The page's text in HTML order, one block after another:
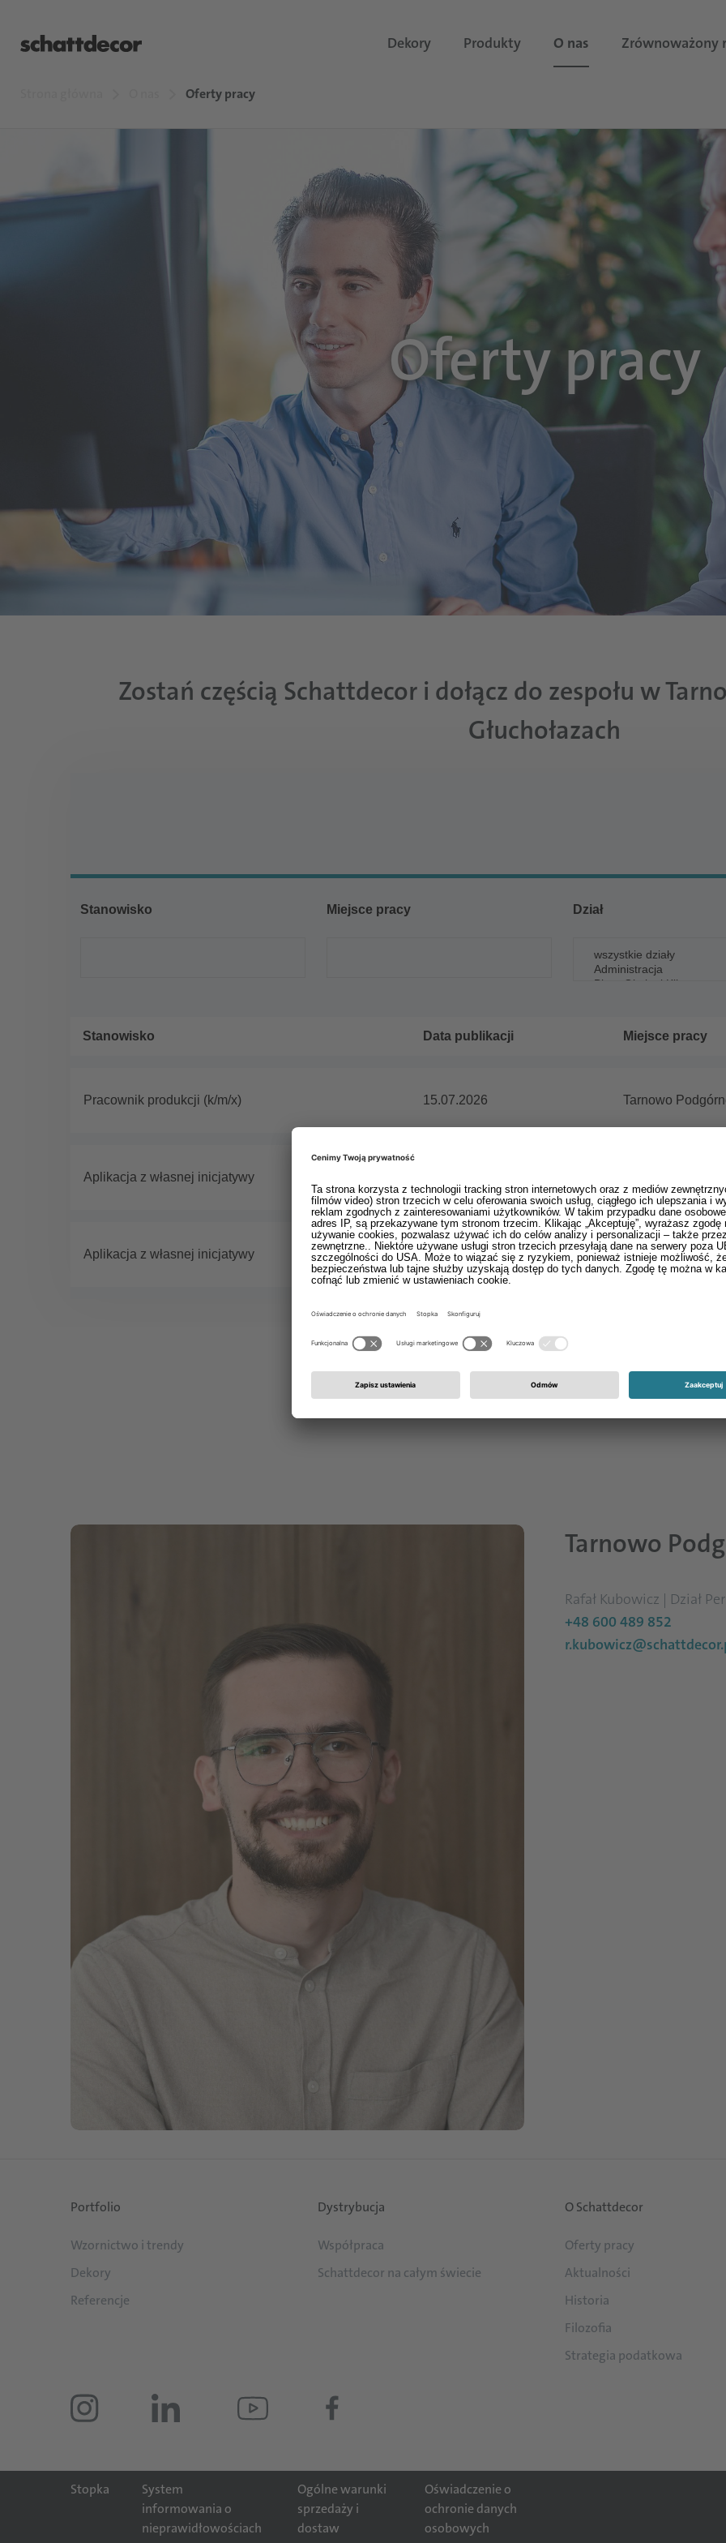
Dekory Produkty O nas Zrównoważony
Oferty pracy
Oferty pracy
Zostań częścią Schattdecor i dołącz do zespołu w
Głuchołazach
Stanowisko Miejsce pracy Dział
Stanowisko Data publikacji Miejsce pracy
Pracownik produkcji (k/m/x) 15.07.2026 Tarnowo
Aplikacja z własnej inicjatywy Tarnowo
Aplikacja z własnej inicjatywy 18.02.2026 Głuchołazy
Skontaktuj się z nami!
Tarnowo
Rafał Kubowicz | Dział
+48 600 489 852
Portfolio
Wzornictwo i trendy
Dekory
Referencje
Dystrybucja
Współpraca
Schattdecor na całym świecie
O Schattdecor
Oferty pracy
Aktualności
Historia
Filozofia
Strategia podatkowa
Stopka
System
informowania o
nieprawidłowościach
Ogólne warunki
sprzedaży i
dostaw
Oświadczenie o
ochronie danych
osobowych